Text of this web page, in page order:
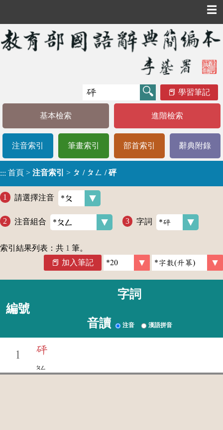
☰
學習筆記
基本檢索 進階檢索
注音索引 筆畫索引 部首索引 辭典附錄
::: 首頁 > 注音索引 > ㄆ / ㄆㄥ / 砰
請選擇注音
注音組合 字詞
索引結果列表：共 1 筆。
加入筆記
編號
字詞
音讀 注音 漢語拼音
1 砰
ㄆㄥ